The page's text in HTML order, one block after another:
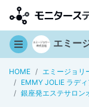
エミー
HOME
エミージョリ
EMMY JOLIE ラデ
銀座発エステサロン